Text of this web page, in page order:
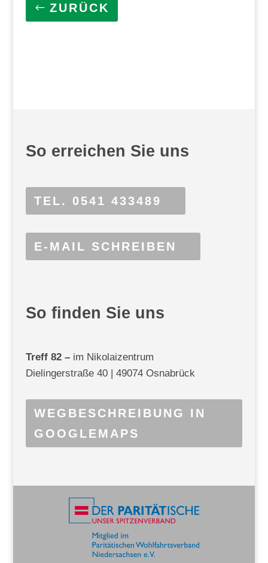
ZURÜCK
So erreichen Sie uns
TEL. 0541 433489
E-MAIL SCHREIBEN
So finden Sie uns
Treff 82 – im Nikolaizentrum
Dielingerstraße 40 | 49074 Osnabrück
WEGBESCHREIBUNG IN
GOOGLEMAPS